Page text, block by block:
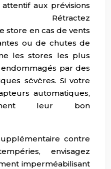
aux prévisions
Rétractez
store en cas de vents
ou de chutes de
les stores les plus
par des
sévères. Si votre
automatiques,
leur bon
contre
envisagez
imperméabilisant